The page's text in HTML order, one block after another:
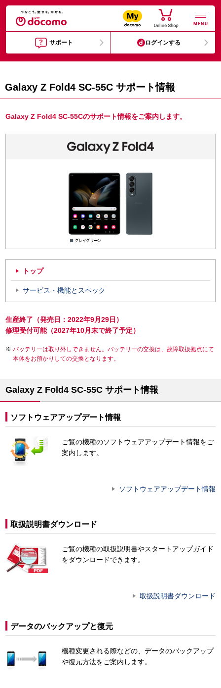
MENU
サポート ログインする
Galaxy Z Fold4 SC-55C サポート情報
Galaxy Z Fold4 SC-55Cのサポート情報をご案内します。
トップ
サービス・機能とスペック
生産終了（発売日：2022年9月29日）
修理受付可能（2027年10月末で終了予定）
バッテリーは取り外しできません。バッテリーの交換は、故障取扱拠点にて
本体をお預かりしての交換となります。
Galaxy Z Fold4 SC-55C サポート情報
ソフトウェアアップデート情報
ご覧の機種のソフトウェアアップデート情報をご
案内します。
ソフトウェアアップデート情報
取扱説明書ダウンロード
ご覧の機種の取扱説明書やスタートアップガイド
をダウンロードできます。
取扱説明書ダウンロード
データのバックアップと復元
機種変更される際などの、データのバックアップ
や復元方法をご案内します。